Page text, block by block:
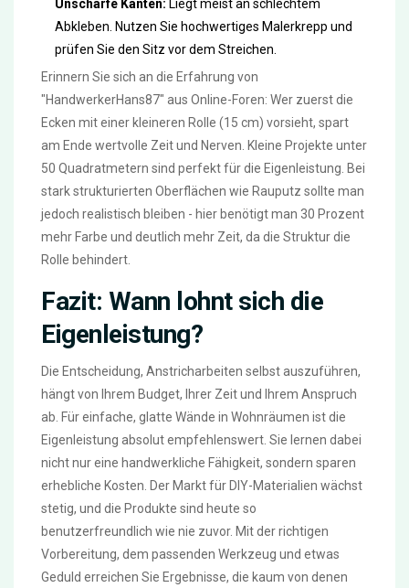
Unscharfe Kanten: Liegt meist an schlechtem
Abkleben. Nutzen Sie hochwertiges Malerkrepp und
prüfen Sie den Sitz vor dem Streichen.
Erinnern Sie sich an die Erfahrung von
"HandwerkerHans87" aus Online-Foren: Wer zuerst die
Ecken mit einer kleineren Rolle (15 cm) vorsieht, spart
am Ende wertvolle Zeit und Nerven. Kleine Projekte unter
50 Quadratmetern sind perfekt für die Eigenleistung. Bei
stark strukturierten Oberflächen wie Rauputz sollte man
jedoch realistisch bleiben - hier benötigt man 30 Prozent
mehr Farbe und deutlich mehr Zeit, da die Struktur die
Rolle behindert.
Fazit: Wann lohnt sich die
Eigenleistung?
Die Entscheidung, Anstricharbeiten selbst auszuführen,
hängt von Ihrem Budget, Ihrer Zeit und Ihrem Anspruch
ab. Für einfache, glatte Wände in Wohnräumen ist die
Eigenleistung absolut empfehlenswert. Sie lernen dabei
nicht nur eine handwerkliche Fähigkeit, sondern sparen
erhebliche Kosten. Der Markt für DIY-Materialien wächst
stetig, und die Produkte sind heute so
benutzerfreundlich wie nie zuvor. Mit der richtigen
Vorbereitung, dem passenden Werkzeug und etwas
Geduld erreichen Sie Ergebnisse, die kaum von denen